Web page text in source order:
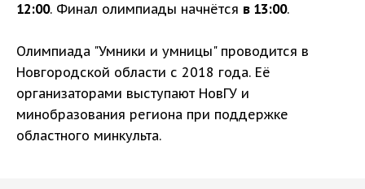
12:00. Финал олимпиады начнётся в 13:00.
Олимпиада "Умники и умницы" проводится в
Новгородской области с 2018 года. Её
организаторами выступают НовГУ и
минобразования региона при поддержке
областного минкульта.